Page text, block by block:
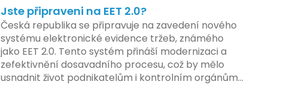
konečná fáze plánovaná na druhé pololetí roku
2024 zahrnuje kompletní integraci systému EET 2.0
do praxe, s povinností prodejců zapojit se do
nového systému, včetně zvýšeného dohledu nad
dodržováním pravidel.
legislativa se mění, ale základní pravidlo zůstává –
pokladna musí šlapat jako hodinky. Jinak jsou
problémy.
Jste připraveni na EET 2.0?
Česká republika se připravuje na zavedení nového
systému elektronické evidence tržeb, známého
jako EET 2.0. Tento systém přináší modernizaci a
zefektivnění dosavadního procesu, což by mělo
usnadnit život podnikatelům i kontrolním orgánům.